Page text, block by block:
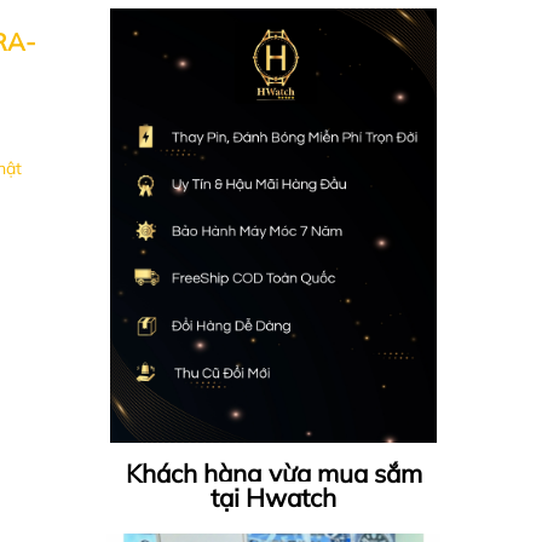
Khách hàng vừa mua sắm
tại Hwatch